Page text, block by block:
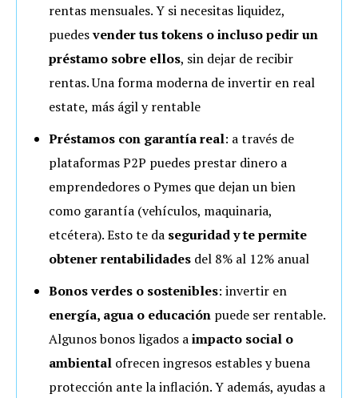
rentas mensuales. Y si necesitas liquidez,
puedesvender tus tokens o incluso pedir un
préstamo sobre ellos, sin dejar de recibir
rentas. Una forma moderna de invertir en real
estate, más ágil y rentable
Préstamos con garantía real: a través de
plataformas P2P puedes prestar dinero a
emprendedores o Pymes que dejan un bien
como garantía (vehículos, maquinaria,
etcétera). Esto te da seguridad y te permite
obtener rentabilidades del 8% al 12% anual
Bonos verdes o sostenibles: invertir en
energía, agua o educación puede ser rentable.
Algunos bonos ligados aimpacto social o
ambiental ofrecen ingresos estables y buena
protección ante la inflación. Y además, ayudas a